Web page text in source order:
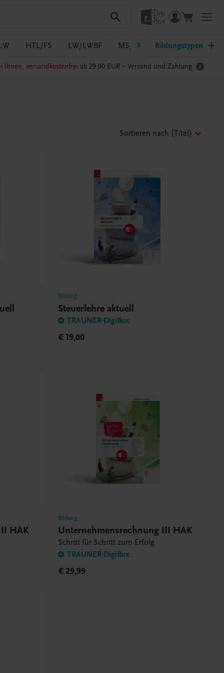
HTL/FS LW/LWBF MS/ASO Pflege PTS
Bildungstypen
Ihnen, versandkostenfrei ab 29,00 EUR – Versand und Zahlung
Sortieren nach (Titel)
Bildung
Steuerlehre aktuell
TRAUNER-DigiBox
€ 19,00
HAK
Bildung
Unternehmensrechnung III HAK
Schritt für Schritt zum Erfolg
TRAUNER-DigiBox
€ 29,99